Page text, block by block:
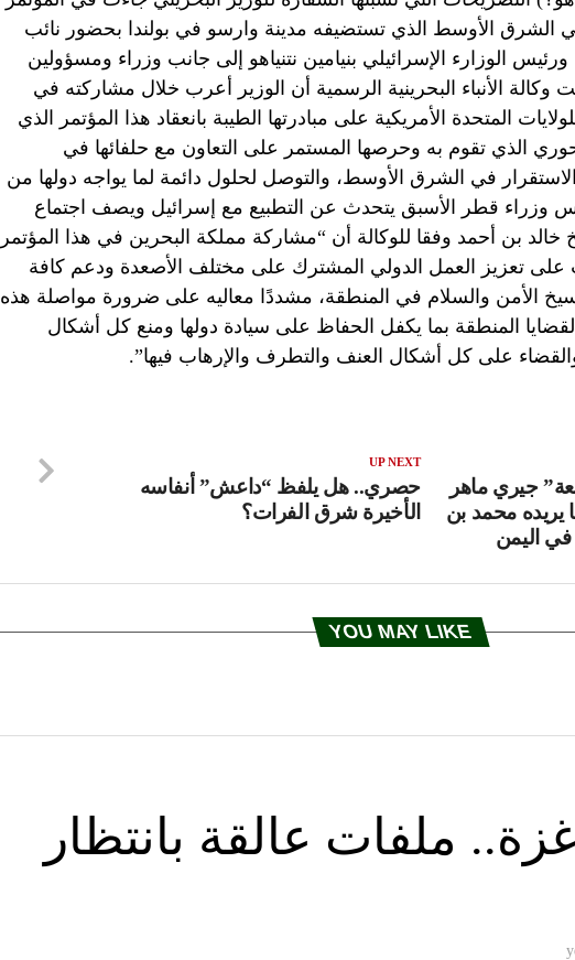
الشرق الأوسط الذي تستضيفه مدينة وارسو في بولندا بحضور نائب
الوزارء الإسرائيلي بنيامين نتنياهو إلى جانب وزراء ومسؤولين
ونقلت وكالة الأنباء البحرينية الرسمية أن الوزير أعرب خلال مشاركته في
المتحدة الأمريكية على مبادرتها الطيبة بانعقاد هذا المؤتمر الذي
الذي تقوم به وحرصها المستمر على التعاون مع حلفائها في
في الشرق الأوسط، والتوصل لحلول دائمة لما يواجه دولها من
وزراء قطر الأسبق يتحدث عن التطبيع مع إسرائيل ويصف اجتماع
بن أحمد وفقا للوكالة أن “مشاركة مملكة البحرين في هذا المؤتمر
على تعزيز العمل الدولي المشترك على مختلف الأصعدة ودعم كافة
الأمن والسلام في المنطقة، مشددًا معاليه على ضرورة مواصلة هذه
المنطقة بما يكفل الحفاظ على سيادة دولها ومنع كل أشكال
على كل أشكال العنف والتطرف والإرهاب فيها”.
UP NEXT
حصري.. هل يلفظ “داعش” أنفاسه
الأخيرة شرق الفرات؟
جيري ماهر
محمد بن
اليمن
YOU MAY LIKE
ملفات عالقة بانتظار